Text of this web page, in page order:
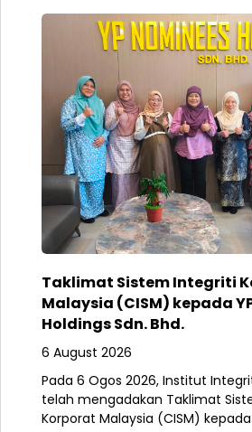
Taklimat Sistem Integriti
Malaysia (CISM) kepada
Holdings Sdn. Bhd.
6 August 2026
Pada 6 Ogos 2026, Institut
telah mengadakan Taklimat
Korporat Malaysia (CISM)